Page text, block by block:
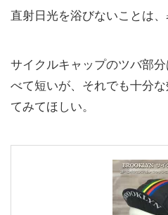
直射日光を浴びないことは、
サイクルキャップのツバ部
べて短いが、それでも十分
てみてほしい。